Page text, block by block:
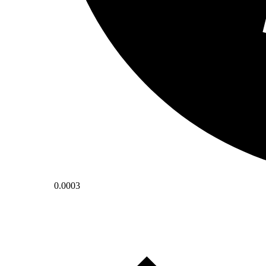
0.0003